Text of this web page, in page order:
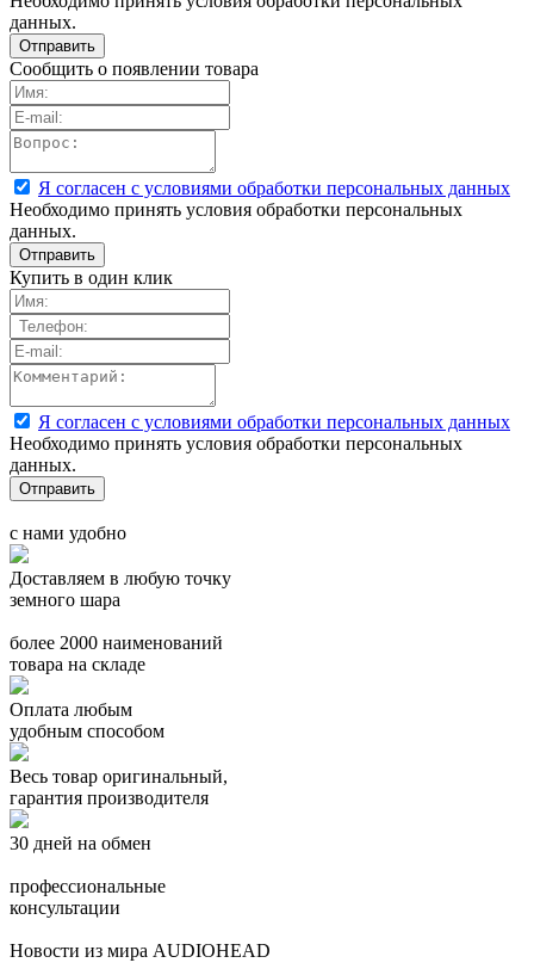
данных.
Сообщить о появлении товара
Я согласен с условиями обработки персональных данных
Необходимо принять условия обработки персональных
данных.
Купить в один клик
Я согласен с условиями обработки персональных данных
Необходимо принять условия обработки персональных
данных.
с нами удобно
Доставляем в любую точку
земного шара
более 2000 наименований
товара на складе
Оплата любым
удобным способом
Весь товар оригинальный,
гарантия производителя
30 дней на обмен
профессиональные
консультации
Новости из мира AUDIOHEAD